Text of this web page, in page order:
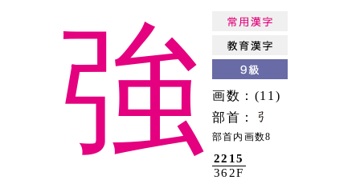
強
画数：(11)
部首：
部首内画数8
2215
362F